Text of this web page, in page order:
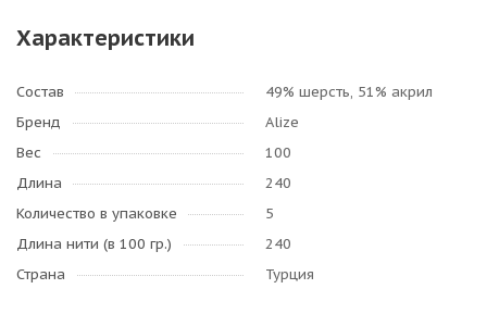
Характеристики
Состав
49% шерсть, 51% акрил
Бренд
Alize
Вес
100
Длина
240
Количество в упаковке
5
Длина нити (в 100 гр.)
240
Страна
Турция